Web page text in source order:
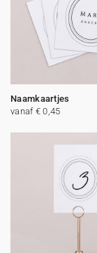
Naamkaartjes
vanaf € 0,45